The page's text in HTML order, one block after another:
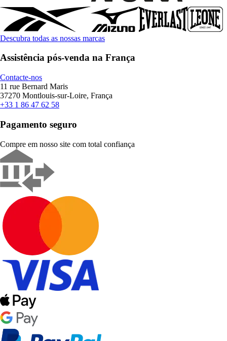
Descubra todas as nossas marcas
Assistência pós-venda na França
Contacte-nos
11 rue Bernard Maris
37270 Montlouis-sur-Loire, França
+33 1 86 47 62 58
Pagamento seguro
Compre em nosso site com total confiança